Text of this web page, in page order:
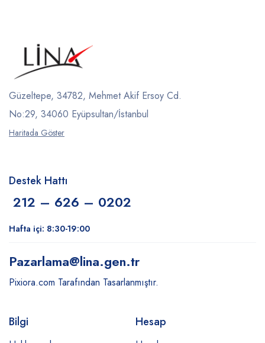
Güzeltepe, 34782, Mehmet Akif Ersoy Cd.
No:29, 34060 Eyüpsultan/İstanbul
Haritada Göster
Destek Hattı
212 – 626 – 0202
Hafta içi: 8:30-19:00
Pazarlama@lina.gen.tr
Pixiora.com Tarafından Tasarlanmıştır.
Bilgi Hesap